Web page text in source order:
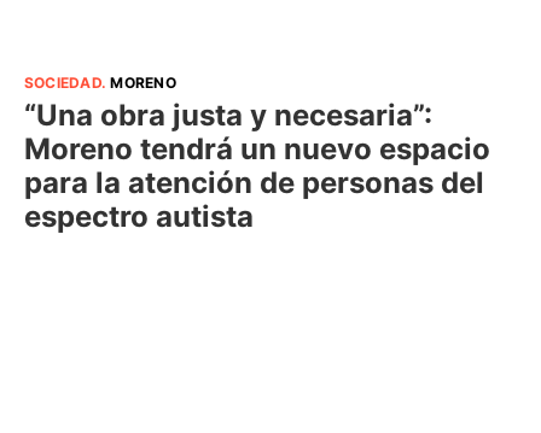
SOCIEDAD.MORENO
“Una obra justa y necesaria”:
Moreno tendrá un nuevo espacio
para la atención de personas del
espectro autista